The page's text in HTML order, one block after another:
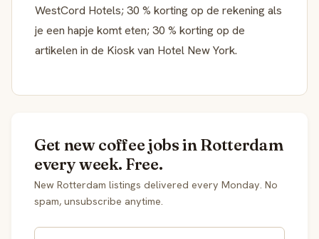
WestCord Hotels; 30 % korting op de rekening als
je een hapje komt eten; 30 % korting op de
artikelen in de Kiosk van Hotel New York.
Get new coffee jobs in Rotterdam
every week. Free.
New Rotterdam listings delivered every Monday. No
spam, unsubscribe anytime.